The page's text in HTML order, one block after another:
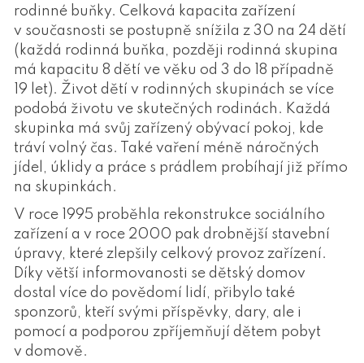
rodinné buňky. Celková kapacita zařízení
v současnosti se postupně snížila z 30 na 24 dětí
(každá rodinná buňka, později rodinná skupina
má kapacitu 8 dětí ve věku od 3 do 18 případně
19 let). Život dětí v rodinných skupinách se více
podobá životu ve skutečných rodinách. Každá
skupinka má svůj zařízený obývací pokoj, kde
tráví volný čas. Také vaření méně náročných
jídel, úklidy a práce s prádlem probíhají již přímo
na skupinkách.
V roce 1995 proběhla rekonstrukce sociálního
zařízení a v roce 2000 pak drobnější stavební
úpravy, které zlepšily celkový provoz zařízení.
Díky větší informovanosti se dětský domov
dostal více do povědomí lidí, přibylo také
sponzorů, kteří svými příspěvky, dary, ale i
pomocí a podporou zpříjemňují dětem pobyt
v domově.